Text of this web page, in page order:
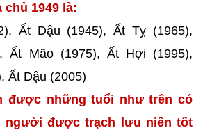
1949 là:
Ất Dậu (1945), Ất Tỵ (1965),
Ất Mão (1975), Ất Hợi (1995),
Ất Dậu (2005)
được những tuổi như trên có
người được trạch lưu niên tốt